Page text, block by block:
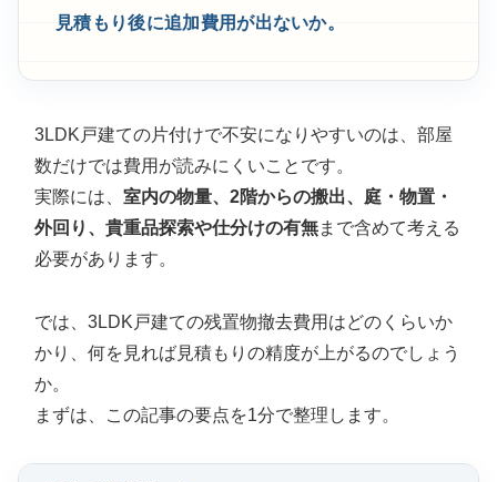
見積もり後に追加費用が出ないか。
3LDK戸建ての片付けで不安になりやすいのは、部屋
数だけでは費用が読みにくいことです。
実際には、 室内の物量、2階からの搬出、庭・物置・
外回り、貴重品探索や仕分けの有無まで含めて考える
必要があります。
では、3LDK戸建ての残置物撤去費用はどのくらいか
かり、何を見れば見積もりの精度が上がるのでしょう
か。
まずは、この記事の要点を1分で整理します。